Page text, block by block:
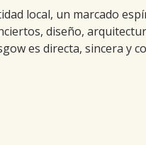
local, un marcado
diseño,
es directa, sincera y